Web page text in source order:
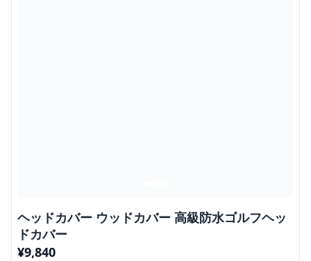
ヘッドカバー ウッドカバー 高級防水ゴルフヘッ
ドカバー
¥9,840